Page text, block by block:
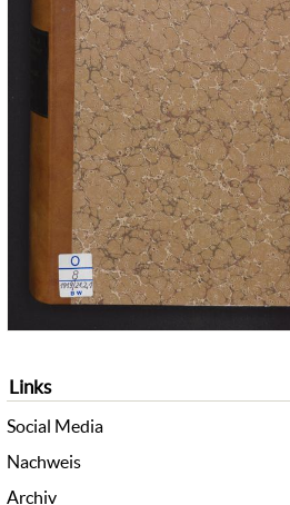
Links
Social Media
Nachweis
Archiv